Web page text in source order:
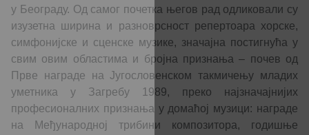
у Београду. Од самог почетка његов рад одликовали су
изузетна ширина и разноврсност репертоара хорске,
симфонијске и сценске музике, значајна постигнућа у
свим овим областима и бројна признања – почев од
Прве награде на Југословенском такмичењу младих
уметника у Загребу 1989, преко најзначајнијих
професионалних признања у домаћој музици: награде
на Међународној трибини композитора, годишње